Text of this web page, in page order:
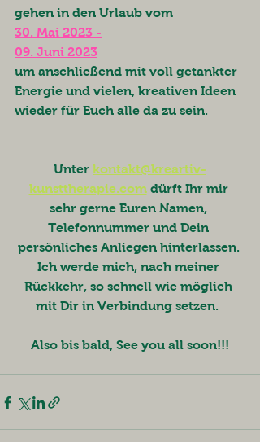
gehen in den Urlaub vom
30. Mai 2023 -
09. Juni 2023
um anschließend mit voll getankter
Energie und vielen, kreativen Ideen
wieder für Euch alle da zu sein.
Unter kontakt@kreartiv-
kunsttherapie.com dürft Ihr mir
sehr gerne Euren Namen,
Telefonnummer und Dein
persönliches Anliegen hinterlassen.
Ich werde mich, nach meiner
Rückkehr, so schnell wie möglich
mit Dir in Verbindung setzen.
Also bis bald, See you all soon!!!